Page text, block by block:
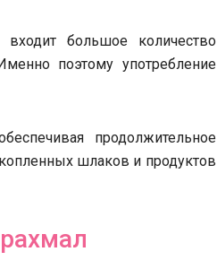
большое количество
поэтому употребление
продолжительное
шлаков и продуктов